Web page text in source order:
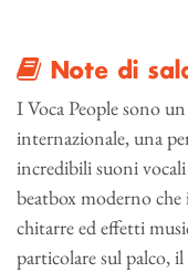
Note di
I Voca People sono
internazionale, una
incredibili suoni vocali
beatbox moderno
chitarre ed effetti
particolare sul palco,